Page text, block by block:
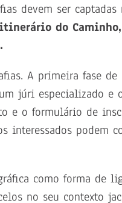
devem ser
do
A primeira fase de
júri especializado e
e o formulário de
interessados podem
como forma de
no seu contexto